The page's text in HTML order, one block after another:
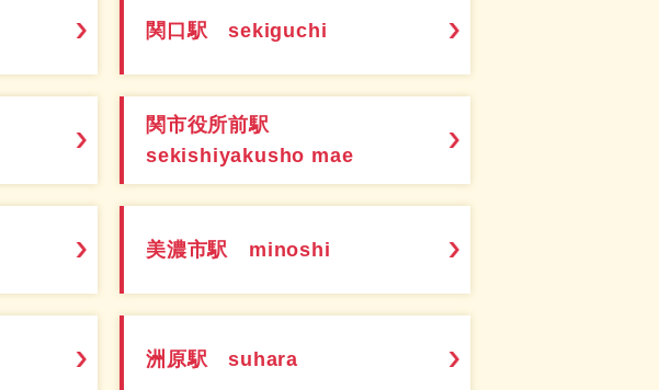
関口駅 sekiguchi
関市役所前駅
sekishiyakusho mae
美濃市駅 minoshi
洲原駅 suhara